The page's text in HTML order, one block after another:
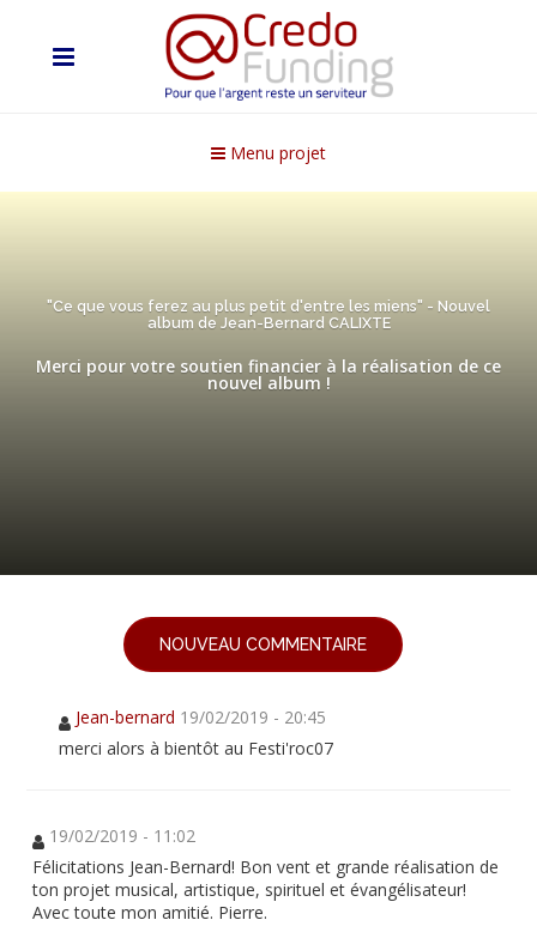
Menu projet
"Ce que vous ferez au plus petit d'entre les miens" - Nouvel
album de Jean-Bernard CALIXTE
Merci pour votre soutien financier à la réalisation de ce
nouvel album !
NOUVEAU COMMENTAIRE
Jean-bernard 19/02/2019 - 20:45
merci alors à bientôt au Festi'roc07
19/02/2019 - 11:02
Félicitations Jean-Bernard! Bon vent et grande réalisation de
ton projet musical, artistique, spirituel et évangélisateur!
Avec toute mon amitié. Pierre.